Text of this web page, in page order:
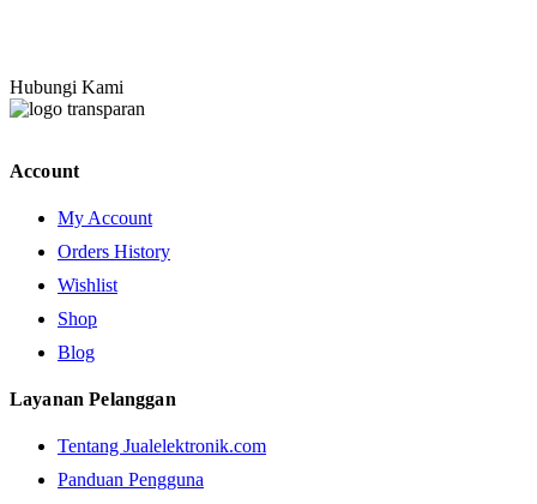
Hubungi Kami
Account
My Account
Orders History
Wishlist
Shop
Blog
Layanan Pelanggan
Tentang Jualelektronik.com
Panduan Pengguna